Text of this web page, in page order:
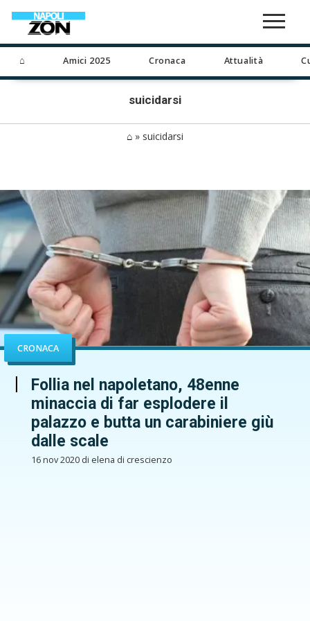
⌂ Amici 2025 Cronaca Attualità
suicidarsi
⌂ » suicidarsi
CRONACA
Follia nel napoletano, 48enne
minaccia di far esplodere il
palazzo e butta un carabiniere giù
dalle scale
16 nov 2020 di elena di crescienzo